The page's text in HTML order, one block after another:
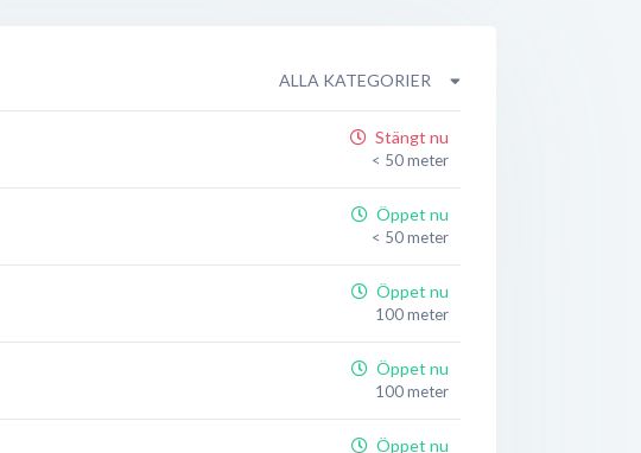
ALLA KATEGORIER
Stängt nu
< 50 meter
Öppet nu
< 50 meter
Öppet nu
100 meter
Öppet nu
100 meter
Öppet nu